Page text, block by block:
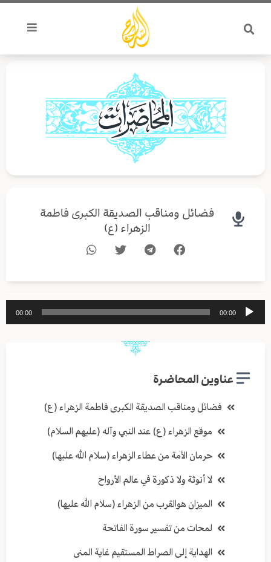
تخطي
المحتوى
فضائل ومناقب الصديقة الكبرى فاطمة
الزهراء (ع)
مشغل
الصوت
00:00
00:00
عناوين المحاضرة
فضائل ومناقب الصديقة الكبرى فاطمة الزهراء (ع)
موقع الزهراء (ع) عند النبي وآله (عليهم السلام)
حرمان الأمة من عطاء الزهراء (سلام الله عليها)
لا أنوثة ولا ذكورة في عالم الأرواح
الميزان هوالقرب من الزهراء (سلام الله عليها)
لمحات من تفسير سورة الفاتحة
الهداية إلى الصراط المستقيم غاية المنى